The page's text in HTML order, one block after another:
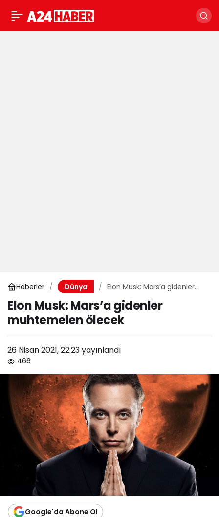
Haberler Dünya
Elon Musk: Mars’a gidenler
Elon Musk: Mars’a gidenler
muhtemelen ölecek
26 Nisan 2021, 22:23yayınlandı
466
Google'da Abone Ol